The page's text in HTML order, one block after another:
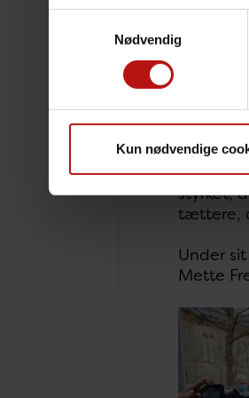
Nødvendig
Kun nødvendige
hjælpe
Konkret
„Det
styrket,
tættere,
Under
Mette